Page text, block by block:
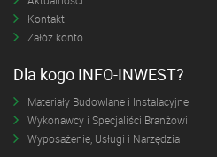
Kontakt
Załóż konto
Dla kogo INFO-INWEST?
Materiały Budowlane i Instalacyjne
Wykonawcy i Specjaliści Branżowi
Wyposażenie, Usługi i Narzędzia